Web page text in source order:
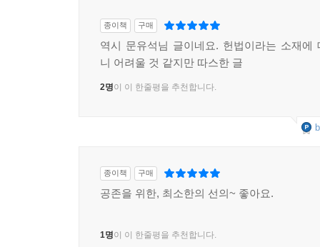
종이책 구매
역시 문유석님 글이네요. 헌법이라는 소재에
니 어려울 것 같지만 따스한 글
2명이 이 한줄평을 추천합니다.
종이책 구매
공존을 위한, 최소한의 선의~ 좋아요.
1명이 이 한줄평을 추천합니다.